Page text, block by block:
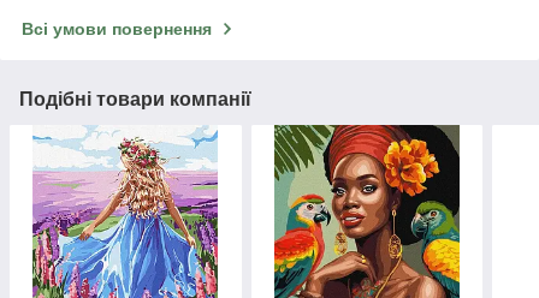
Всі умови повернення
Подібні товари компанії